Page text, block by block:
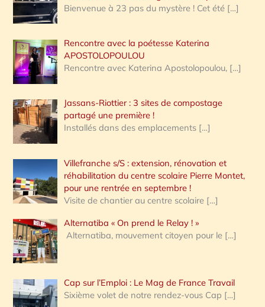
Bienvenue à 23 pas du mystère ! Cet été […]
Rencontre avec la poétesse Katerina
APOSTOLOPOULOU
Rencontre avec Katerina Apostolopoulou, […]
Jassans-Riottier : 3 sites de compostage
partagé une première !
Installés dans des emplacements […]
Villefranche s/S : extension, rénovation et
réhabilitation du centre scolaire Pierre Montet,
pour une rentrée en septembre !
Visite de chantier au centre scolaire […]
Alternatiba « On prend le Relay ! »
Alternatiba, mouvement citoyen pour le […]
Cap sur l’Emploi : Le Mag de France Travail
Sixième volet de notre rendez-vous Cap […]